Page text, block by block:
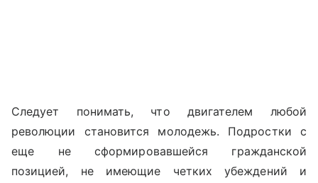
Следует понимать, что двигателем любой
революции становится молодежь. Подростки с
еще не сформировавшейся гражданской
позицией, не имеющие четких убеждений и